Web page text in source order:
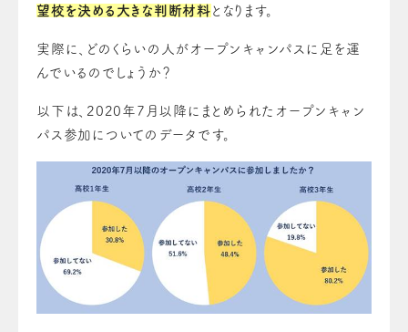
望校を決める大きな判断材料 となります。
実際に、どのくらいの人がオープンキャンパスに足を運
んでいるのでしょうか？
以下は、2020年7月以降にまとめられたオープンキャン
パス参加についてのデータです。